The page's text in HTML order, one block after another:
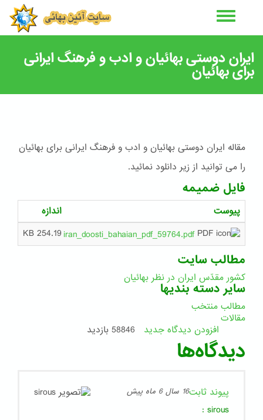
ايران دوستی بهائيان و ادب و فرهنگ ايرانی
برای بهائيان
مقاله ايران دوستی بهائيان و ادب و فرهنگ ايرانی برای بهائيان
را می توانید از زیر دانلود نمائید.
فایل ضمیمه
پیوست
اندازه
iran_doosti_bahaian_pdf_59764.pdf
254.19 KB
مطالب سایت
کشور مقدّس ایران در نظر بهائیان
سایر دسته بندیها
مطالب منتخب
مقالات
افزودن دیدگاه جدید
58846 بازدید
دیدگاه‌ها
پیوند ثابت16 سال 6 ماه پیش
sirous
: